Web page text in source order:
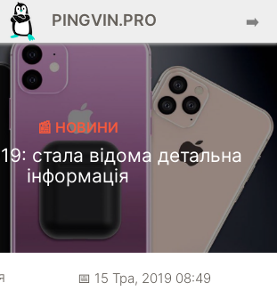
PINGVIN.PRO ➡️
📰 НОВИНИ
стала відома детальна
інформація
📅 15 Тра, 2019 08:49